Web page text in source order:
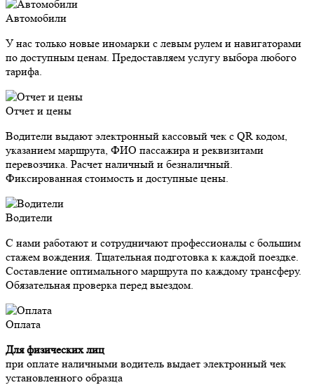
Автомобили
У нас только новые иномарки с левым рулем и навигаторами
по доступным ценам. Предоставляем услугу выбора любого
тарифа.
Отчет и цены
Водители выдают электронный кассовый чек с QR кодом,
указанием маршрута, ФИО пассажира и реквизитами
перевозчика. Расчет наличный и безналичный.
Фиксированная стоимость и доступные цены.
Водители
С нами работают и сотрудничают профессионалы с большим
стажем вождения. Тщательная подготовка к каждой поездке.
Составление оптимального маршрута по каждому трансферу.
Обязательная проверка перед выездом.
Оплата
Для физических лиц
при оплате наличными водитель выдает электронный чек
установленного образца